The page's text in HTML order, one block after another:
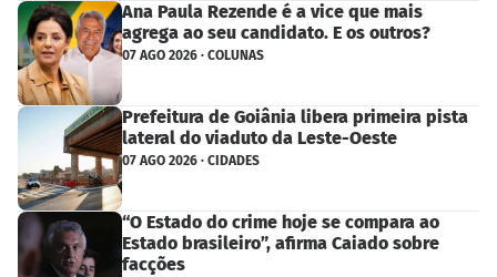
Ana Paula Rezende é a vice que mais
agrega ao seu candidato. E os outros?
07 AGO 2026 · COLUNAS
Prefeitura de Goiânia libera primeira pista
lateral do viaduto da Leste-Oeste
07 AGO 2026 · CIDADES
“O Estado do crime hoje se compara ao
Estado brasileiro”, afirma Caiado sobre
facções